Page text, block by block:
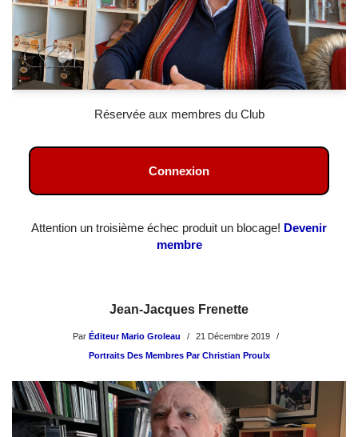
Réservée aux membres du Club
Connexion
Attention un troisième échec produit un blocage! Devenir
membre
Jean-Jacques Frenette
Par Éditeur Mario Groleau
21 Décembre 2019
Portraits Des Membres Par Christian Proulx